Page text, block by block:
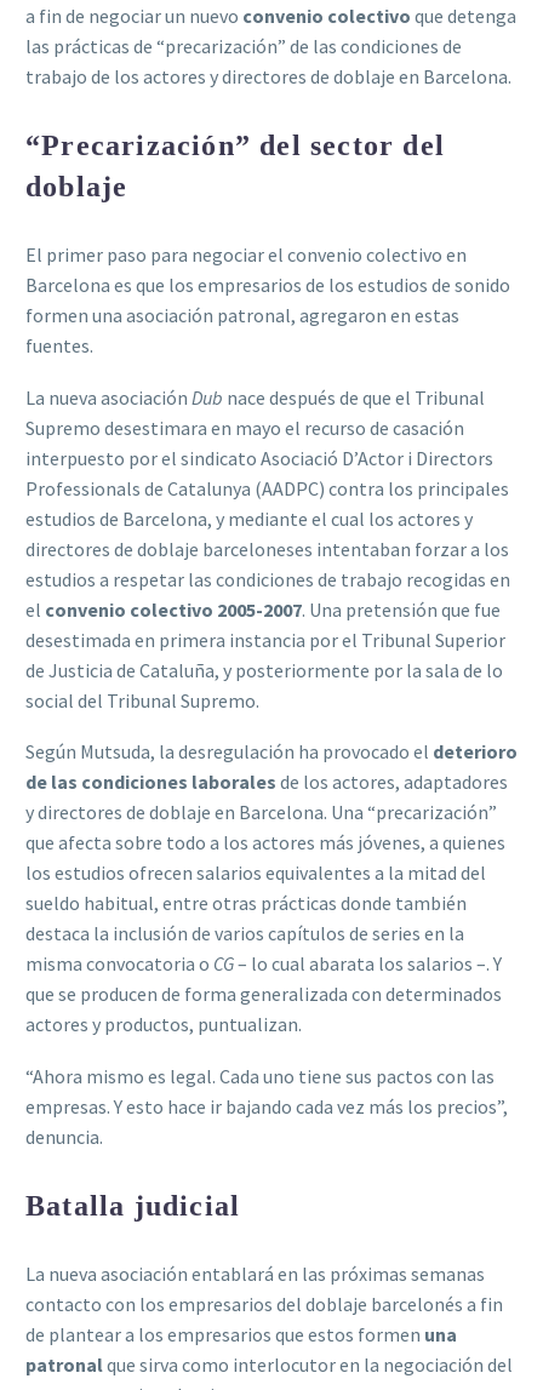
a fin de negociar un nuevo convenio colectivo que detenga
las prácticas de “precarización” de las condiciones de
trabajo de los actores y directores de doblaje en Barcelona.
“Precarización” del sector del
doblaje
El primer paso para negociar el convenio colectivo en
Barcelona es que los empresarios de los estudios de sonido
formen una asociación patronal, agregaron en estas
fuentes.
La nueva asociación Dub nace después de que el Tribunal
Supremo desestimara en mayo el recurso de casación
interpuesto por el sindicato Asociació D’Actor i Directors
Professionals de Catalunya (AADPC) contra los principales
estudios de Barcelona, y mediante el cual los actores y
directores de doblaje barceloneses intentaban forzar a los
estudios a respetar las condiciones de trabajo recogidas en
el convenio colectivo 2005-2007. Una pretensión que fue
desestimada en primera instancia por el Tribunal Superior
de Justicia de Cataluña, y posteriormente por la sala de lo
social del Tribunal Supremo.
Según Mutsuda, la desregulación ha provocado el deterioro
de las condiciones laborales de los actores, adaptadores
y directores de doblaje en Barcelona. Una “precarización”
que afecta sobre todo a los actores más jóvenes, a quienes
los estudios ofrecen salarios equivalentes a la mitad del
sueldo habitual, entre otras prácticas donde también
destaca la inclusión de varios capítulos de series en la
misma convocatoria o CG– lo cual abarata los salarios –. Y
que se producen de forma generalizada con determinados
actores y productos, puntualizan.
“Ahora mismo es legal. Cada uno tiene sus pactos con las
empresas. Y esto hace ir bajando cada vez más los precios”,
denuncia.
Batalla judicial
La nueva asociación entablará en las próximas semanas
contacto con los empresarios del doblaje barcelonés a fin
de plantear a los empresarios que estos formen una
patronalque sirva como interlocutor en la negociación del